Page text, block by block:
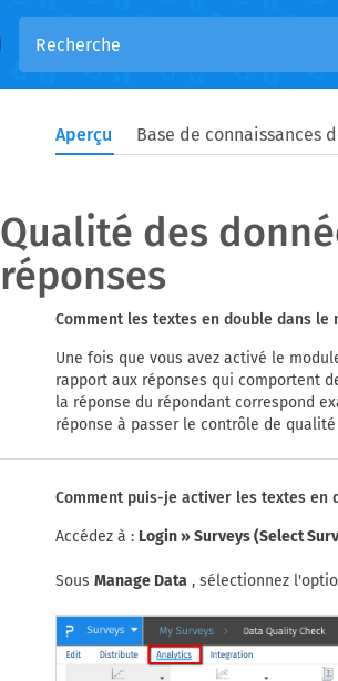
Aperçu Base de connaissances
Qualité des
réponses
Comment les textes en double dans
Une fois que vous avez activé le
rapport aux réponses qui comportent
la réponse du répondant correspond
réponse à passer le contrôle de
Comment puis-je activer les textes en
Accédez à : Login » Surveys (Select
Sous Manage Data , sélectionnez